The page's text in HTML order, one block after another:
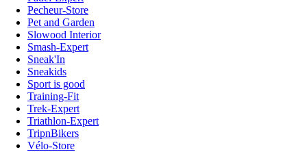
Pecheur-Store
Pet and Garden
Slowood Interior
Smash-Expert
Sneak'In
Sneakids
Sport is good
Training-Fit
Trek-Expert
Triathlon-Expert
TripnBikers
Vélo-Store